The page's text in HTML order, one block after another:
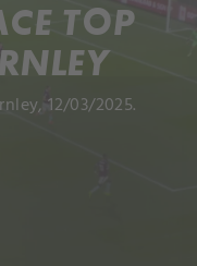
TOP
12/03/2025.